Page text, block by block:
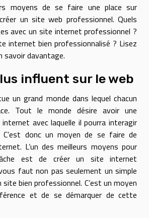
moyens de se faire une place sur
un site web professionnel. Quels
avec un site internet professionnel ?
internet bien professionnalisé ? Lisez
savoir davantage.
influent sur le web
un grand monde dans lequel chacun
Tout le monde désire avoir une
avec laquelle il pourra interagir
C’est donc un moyen de se faire de
L’un des meilleurs moyens pour
est de créer un site internet
faut non pas seulement un simple
bien professionnel. C’est un moyen
et de se démarquer de cette